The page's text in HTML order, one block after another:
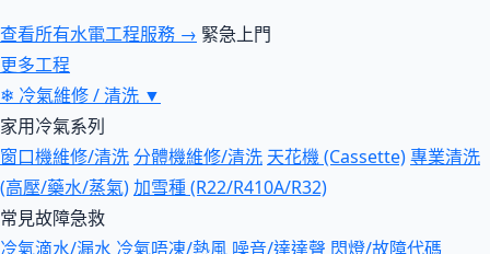
查看所有水電工程服務 → 緊急上門
更多工程
❄ 冷氣維修 / 清洗 ▼
家用冷氣系列
窗口機維修/清洗 分體機維修/清洗 天花機 (Cassette)專業清洗
(高壓/藥水/蒸氣)加雪種 (R22/R410A/R32)
常見故障急救
冷氣滴水/漏水 冷氣唔凍/熱風 噪音/達達聲 閃燈/故障代碼